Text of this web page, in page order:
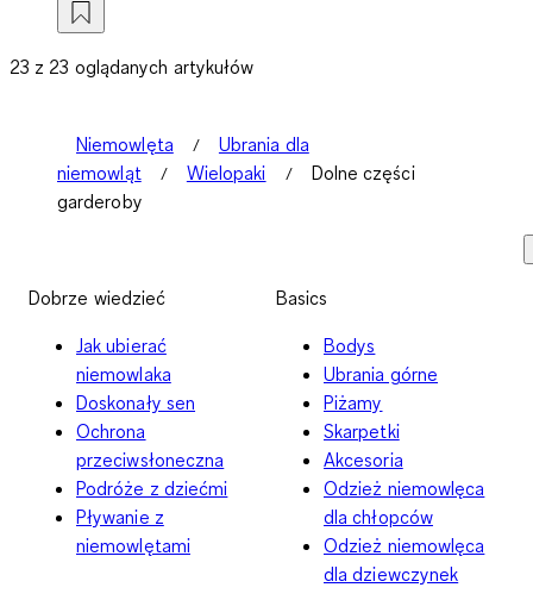
23 z 23 oglądanych artykułów
Niemowlęta
Ubrania dla
niemowląt
Wielopaki
Dolne części
garderoby
Dobrze wiedzieć
Jak ubierać
niemowlaka
Doskonały sen
Ochrona
przeciwsłoneczna
Podróże z dziećmi
Pływanie z
niemowlętami
Basics
Bodys
Ubrania górne
Piżamy
Skarpetki
Akcesoria
Odzież niemowlęca
dla chłopców
Odzież niemowlęca
dla dziewczynek